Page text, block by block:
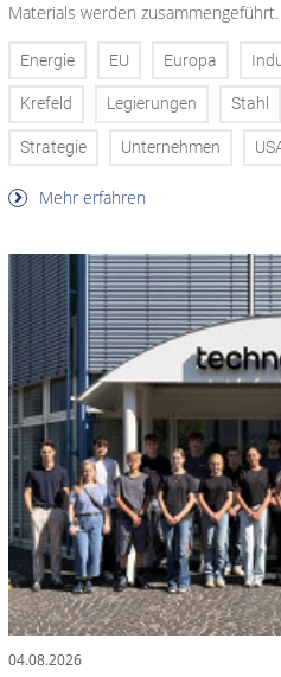
Materials werden zusammengeführt.
Energie EU Europa
Krefeld Legierungen Stahl
Strategie Unternehmen
Mehr erfahren
04.08.2026